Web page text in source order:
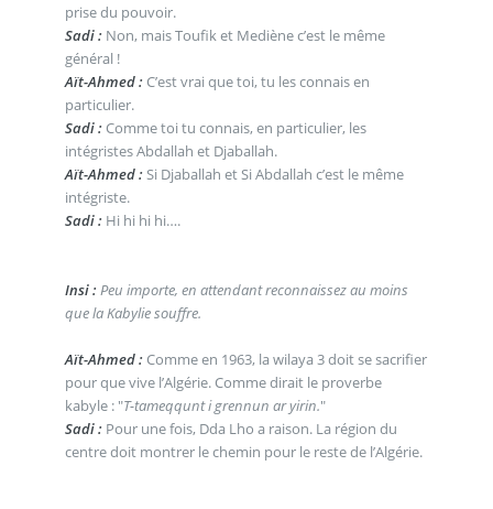
prise du pouvoir.
Sadi : Non, mais Toufik et Mediène c’est le même
général !
Aït-Ahmed : C’est vrai que toi, tu les connais en
particulier.
Sadi : Comme toi tu connais, en particulier, les
intégristes Abdallah et Djaballah.
Aït-Ahmed : Si Djaballah et Si Abdallah c’est le même
intégriste.
Sadi : Hi hi hi hi….
Insi : Peu importe, en attendant reconnaissez au moins
que la Kabylie souffre.
Aït-Ahmed : Comme en 1963, la wilaya 3 doit se sacrifier
pour que vive l’Algérie. Comme dirait le proverbe
kabyle : "T-tameqqunt i grennun ar yirin."
Sadi : Pour une fois, Dda Lho a raison. La région du
centre doit montrer le chemin pour le reste de l’Algérie.